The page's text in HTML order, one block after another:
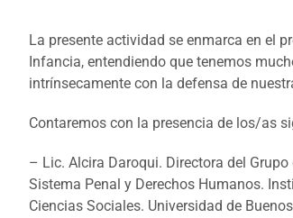
La presente actividad se enmarca en el
Infancia, entendiendo que tenemos
intrínsecamente con la defensa de
Contaremos con la presencia de los/as
– Lic. Alcira Daroqui. Directora del Grupo
Sistema Penal y Derechos Humanos.
Ciencias Sociales. Universidad de